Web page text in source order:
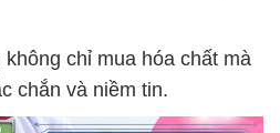
chỉ mua hóa chất mà
chắn và niềm tin.